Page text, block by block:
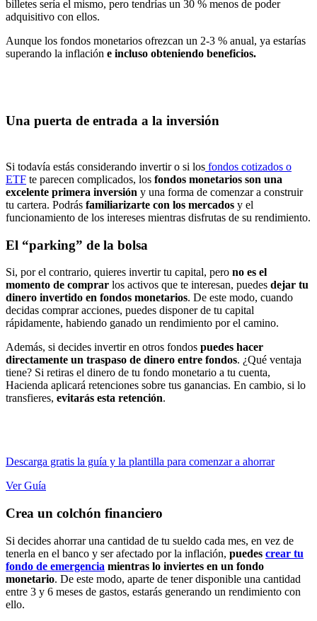
billetes sería el mismo, pero tendrías un 30 % menos de poder
adquisitivo con ellos.
Aunque los fondos monetarios ofrezcan un 2-3 % anual, ya estarías
superando la inflación e incluso obteniendo beneficios.
Una puerta de entrada a la inversión
Si todavía estás considerando invertir o si los fondos cotizados o
ETF te parecen complicados, los fondos monetarios son una
excelente primera inversión y una forma de comenzar a construir
tu cartera. Podrás familiarizarte con los mercados y el
funcionamiento de los intereses mientras disfrutas de su rendimiento.
El “parking” de la bolsa
Si, por el contrario, quieres invertir tu capital, pero no es el
momento de comprar los activos que te interesan, puedes dejar tu
dinero invertido en fondos monetarios. De este modo, cuando
decidas comprar acciones, puedes disponer de tu capital
rápidamente, habiendo ganado un rendimiento por el camino.
Además, si decides invertir en otros fondos puedes hacer
directamente un traspaso de dinero entre fondos. ¿Qué ventaja
tiene? Si retiras el dinero de tu fondo monetario a tu cuenta,
Hacienda aplicará retenciones sobre tus ganancias. En cambio, si lo
transfieres, evitarás esta retención.
Descarga gratis la guía y la plantilla para comenzar a ahorrar
Ver Guía
Crea un colchón financiero
Si decides ahorrar una cantidad de tu sueldo cada mes, en vez de
tenerla en el banco y ser afectado por la inflación, puedes crear tu
fondo de emergencia mientras lo inviertes en un fondo
monetario. De este modo, aparte de tener disponible una cantidad
entre 3 y 6 meses de gastos, estarás generando un rendimiento con
ello.